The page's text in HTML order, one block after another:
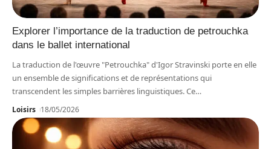
Explorer l’importance de la traduction de petrouchka
dans le ballet international
La traduction de l'œuvre "Petrouchka" d'Igor Stravinski porte en elle
un ensemble de significations et de représentations qui
transcendent les simples barrières linguistiques. Ce…
Loisirs 18/05/2026